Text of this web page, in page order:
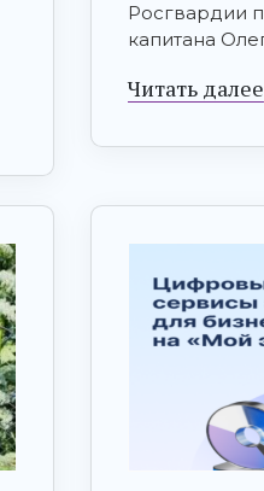
Росгвардии
капитана
Читать далее